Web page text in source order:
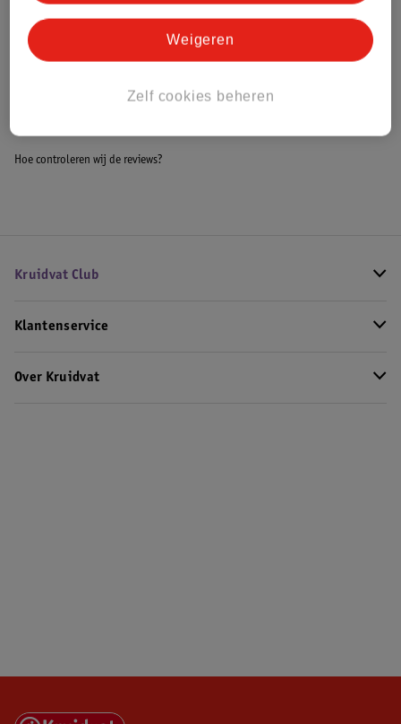
Bestel & Bezorginformatie
Hoe controleren wij de reviews?
Kruidvat Club
Klantenservice
Over Kruidvat
Zelf cookies beheren
Weigeren